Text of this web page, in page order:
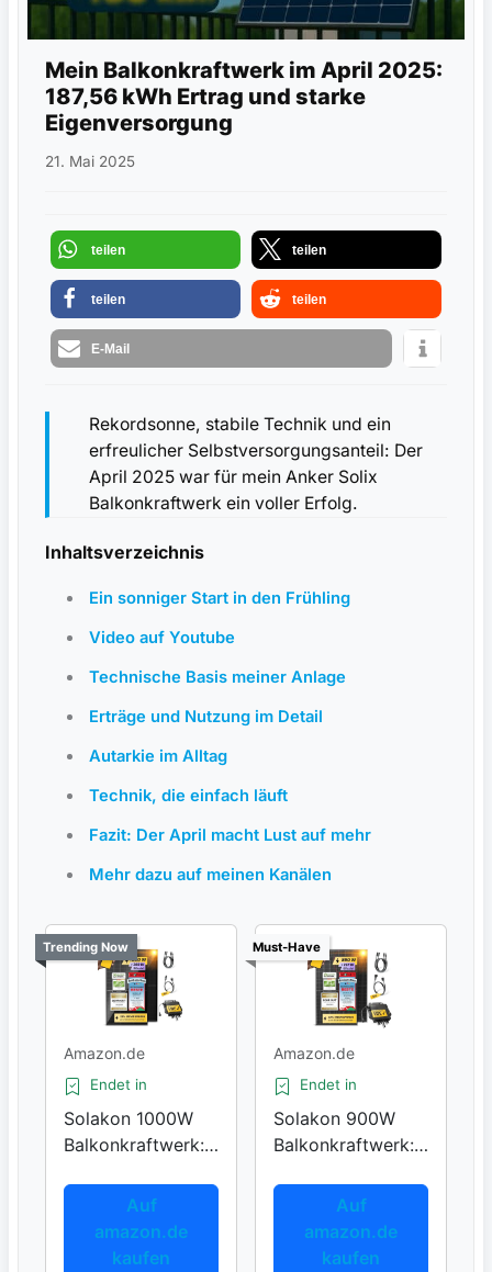
Mein Balkonkraftwerk im April 2025:
187,56 kWh Ertrag und starke
Eigenversorgung
21. Mai 2025
teilen teilen
teilen teilen
E-Mail
Rekordsonne, stabile Technik und ein
erfreulicher Selbstversorgungsanteil: Der
April 2025 war für mein Anker Solix
Balkonkraftwerk ein voller Erfolg.
Inhaltsverzeichnis
Ein sonniger Start in den Frühling
Video auf Youtube
Technische Basis meiner Anlage
Erträge und Nutzung im Detail
Autarkie im Alltag
Technik, die einfach läuft
Fazit: Der April macht Lust auf mehr
Mehr dazu auf meinen Kanälen
Trending Now
Amazon.de
Endet in
Solakon 1000W
Balkonkraftwerk:
Auf
amazon.de
kaufen
Must-Have
Amazon.de
Endet in
Solakon 900W
Balkonkraftwerk:
Stromerzeugung
Auf
amazon.de
kaufen